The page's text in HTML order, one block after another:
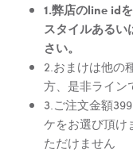
1.弊店のline id
スタイルあるい
さい。
2.おまけは他の
方、是非ライン
3.ご注文金額
ケをお選び頂け
ただけません